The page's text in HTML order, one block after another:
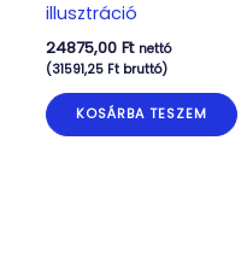
illusztráció
24875,00 Ft nettó
(31591,25 Ftbruttó)
KOSÁRBA TESZEM